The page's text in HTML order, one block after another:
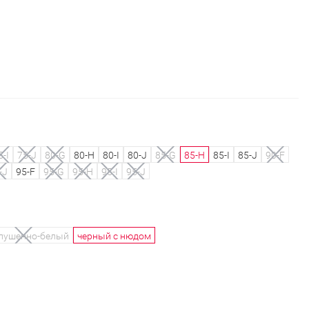
I 75-J 80-G 80-H 80-I 80-J 85-G 85-H 85-I 85-J
90-F
J
95-F 95-G 95-H 95-I 95-J
белый черный с нюдом